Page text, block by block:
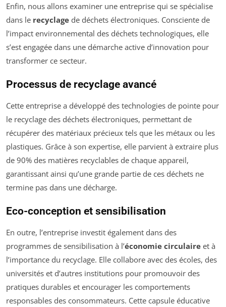
Enfin, nous allons examiner une entreprise qui se spécialise
dans le recyclage de déchets électroniques. Consciente de
l’impact environnemental des déchets technologiques, elle
s’est engagée dans une démarche active d’innovation pour
transformer ce secteur.
Processus de recyclage avancé
Cette entreprise a développé des technologies de pointe pour
le recyclage des déchets électroniques, permettant de
récupérer des matériaux précieux tels que les métaux ou les
plastiques. Grâce à son expertise, elle parvient à extraire plus
de 90% des matières recyclables de chaque appareil,
garantissant ainsi qu’une grande partie de ces déchets ne
termine pas dans une décharge.
Eco-conception et sensibilisation
En outre, l’entreprise investit également dans des
programmes de sensibilisation à l’économie circulaire et à
l’importance du recyclage. Elle collabore avec des écoles, des
universités et d’autres institutions pour promouvoir des
pratiques durables et encourager les comportements
responsables des consommateurs. Cette capsule éducative